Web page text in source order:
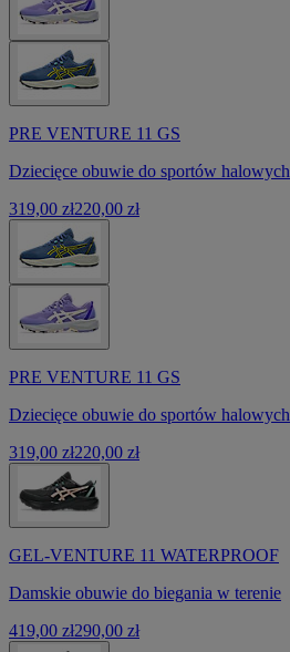
PRE VENTURE 11 GS
Dziecięce obuwie do sportów halowych
319,00 zł220,00 zł
PRE VENTURE 11 GS
Dziecięce obuwie do sportów halowych
319,00 zł220,00 zł
GEL-VENTURE 11 WATERPROOF
Damskie obuwie do biegania w terenie
419,00 zł290,00 zł